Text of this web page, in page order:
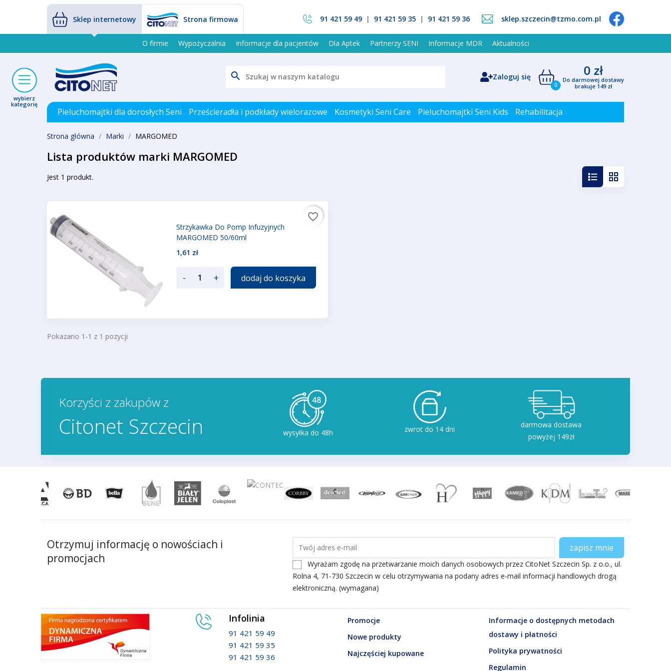
Sklep internetowy Strona firmowa 91 421 59 49 | 91 421 59 35 | 91 421 59 36 sklep.szczecin@tzmo.com.pl
O firmie Wypożyczalnia Informacje dla pacjentów Dla Aptek Partnerzy SENI Informacje MDR Aktualności
wybierz
kategorię
Zaloguj się
0
0 zł
Do darmowej dostawy
brakuje 149 zł
search
Pieluchomajtki dla dorosłych Seni Prześcieradła i podkłady wielorazowe Kosmetyki Seni Care Pieluchomajtki Seni Kids Rehabilitacja
Strona główna Marki MARGOMED
Lista produktów marki MARGOMED
Jest 1 produkt.
Strzykawka Do Pomp Infuzyjnych
MARGOMED 50/60ml
1,61 zł
- + dodaj do koszyka
favorite_border
Pokazano 1-1 z 1 pozycji
Korzyści z zakupów z
Citonet Szczecin wysyłka do 48h zwrot do 14 dni
darmowa dostawa
powyżej 149zł
Otrzymuj informację o nowościach i
promocjach
Wyrażam zgodę na przetwarzanie moich danych osobowych przez CitoNet Szczecin Sp. z o.o., ul.
Rolna 4, 71-730 Szczecin w celu otrzymywania na podany adres e-mail informacji handlowych drogą
elektroniczną. (wymagana)
Infolinia
91 421 59 49
91 421 59 35
91 421 59 36
Promocje
Nowe produkty
Najczęściej kupowane
Informacje o dostępnych metodach
dostawy i płatności
Polityka prywatności
Regulamin